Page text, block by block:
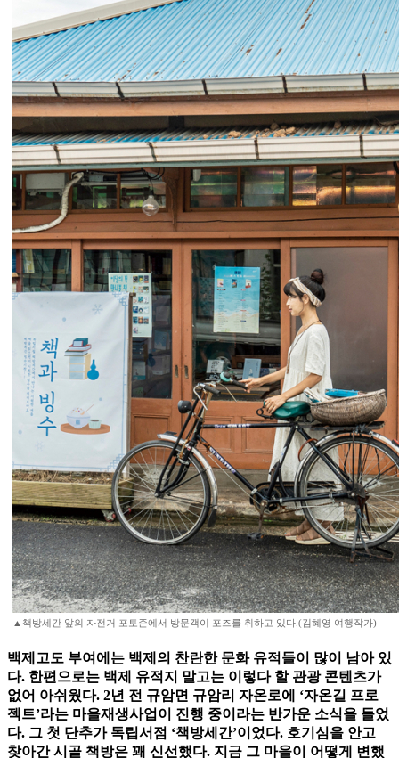
▲책방세간 앞의 자전거 포토존에서 방문객이 포즈를 취하고 있다.(김혜영 여행작가)
백제고도 부여에는 백제의 찬란한 문화 유적들이 많이 남아 있
다. 한편으로는 백제 유적지 말고는 이렇다 할 관광 콘텐츠가
없어 아쉬웠다. 2년 전 규암면 규암리 자온로에 ‘자온길 프로
젝트’라는 마을재생사업이 진행 중이라는 반가운 소식을 들었
다. 그 첫 단추가 독립서점 ‘책방세간’이었다. 호기심을 안고
찾아간 시골 책방은 꽤 신선했다. 지금 그 마을이 어떻게 변했